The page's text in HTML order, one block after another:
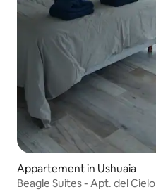
Appartement in Ushuaia
Beagle Suites - Apt. del Cielo